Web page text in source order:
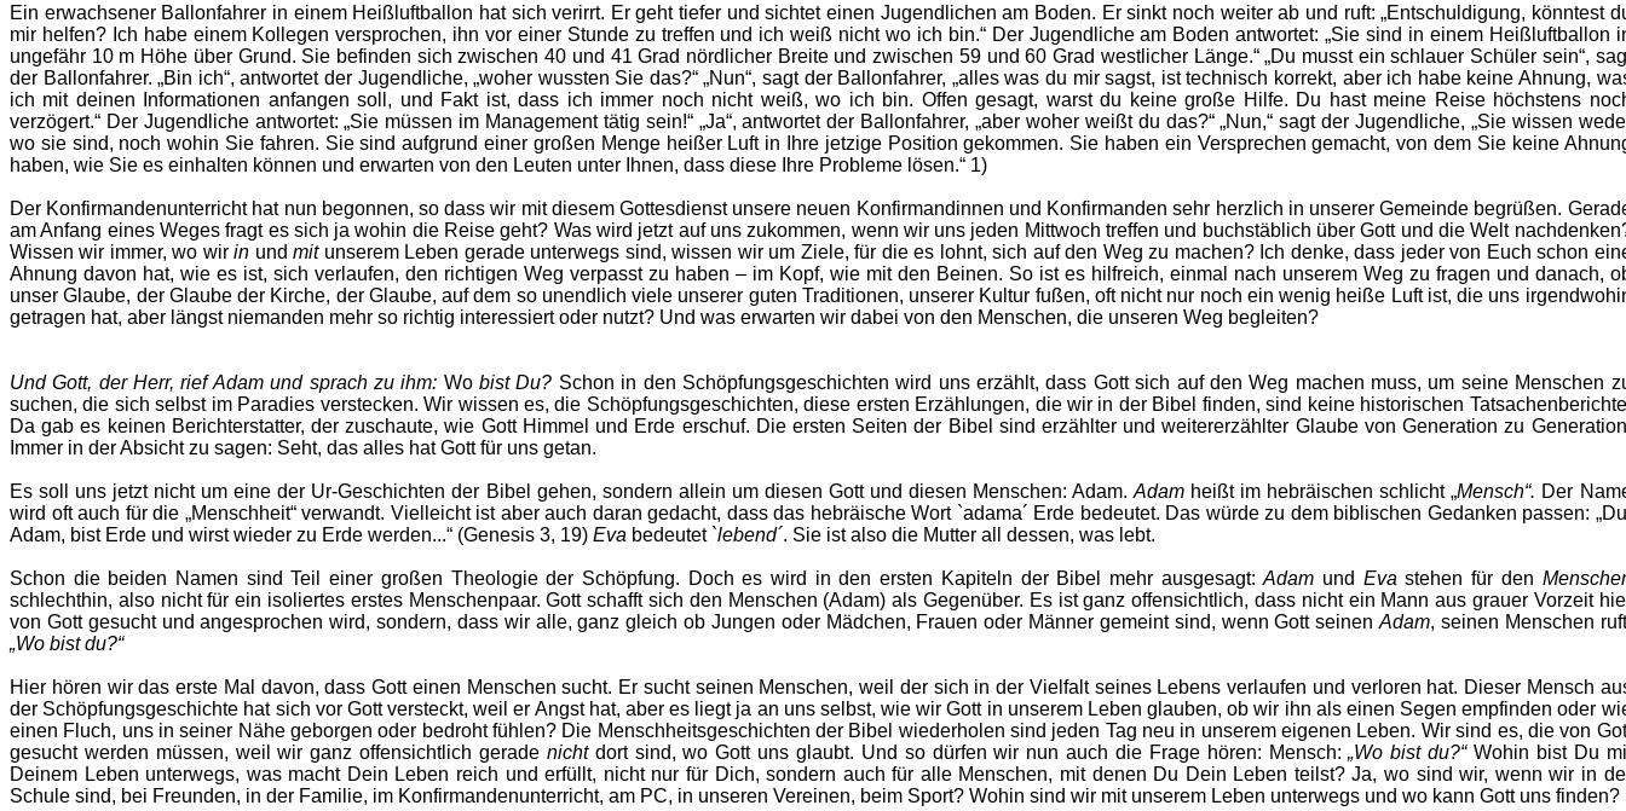
Ein erwachsener Ballonfahrer in einem Heißluftballon hat sich verirrt. Er geht tiefer und sichtet einen Jugendlichen am Boden. Er sinkt noch weiter ab und ruft: „Entschuldigung, könntest
mir helfen? Ich habe einem Kollegen versprochen, ihn vor einer Stunde zu treffen und ich weiß nicht wo ich bin.“ Der Jugendliche am Boden antwortet: „Sie sind in einem Heißluftballon
ungefähr 10 m Höhe über Grund. Sie befinden sich zwischen 40 und 41 Grad nördlicher Breite und zwischen 59 und 60 Grad westlicher Länge.“ „Du musst ein schlauer Schüler sein“,
der Ballonfahrer. „Bin ich“, antwortet der Jugendliche, „woher wussten Sie das?“ „Nun“, sagt der Ballonfahrer, „alles was du mir sagst, ist technisch korrekt, aber ich habe keine Ahnung,
ich mit deinen Informationen anfangen soll, und Fakt ist, dass ich immer noch nicht weiß, wo ich bin. Offen gesagt, warst du keine große Hilfe. Du hast meine Reise höchstens
verzögert.“ Der Jugendliche antwortet: „Sie müssen im Management tätig sein!“ „Ja“, antwortet der Ballonfahrer, „aber woher weißt du das?“ „Nun,“ sagt der Jugendliche, „Sie wissen
wo sie sind, noch wohin Sie fahren. Sie sind aufgrund einer großen Menge heißer Luft in Ihre jetzige Position gekommen. Sie haben ein Versprechen gemacht, von dem Sie keine
haben, wie Sie es einhalten können und erwarten von den Leuten unter Ihnen, dass diese Ihre Probleme lösen.“ 1)
Der Konfirmandenunterricht hat nun begonnen, so dass wir mit diesem Gottesdienst unsere neuen Konfirmandinnen und Konfirmanden sehr herzlich in unserer Gemeinde begrüßen.
am Anfang eines Weges fragt es sich ja wohin die Reise geht? Was wird jetzt auf uns zukommen, wenn wir uns jeden Mittwoch treffen und buchstäblich über Gott und die Welt
Wissen wir immer, wo wirin undmitunserem Leben gerade unterwegs sind, wissen wir um Ziele, für die es lohnt, sich auf den Weg zu machen? Ich denke, dass jeder von Euch schon
Ahnung davon hat, wie es ist, sich verlaufen, den richtigen Weg verpasst zu haben – im Kopf, wie mit den Beinen. So ist es hilfreich, einmal nach unserem Weg zu fragen und danach,
unser Glaube, der Glaube der Kirche, der Glaube, auf dem so unendlich viele unserer guten Traditionen, unserer Kultur fußen, oft nicht nur noch ein wenig heiße Luft ist, die uns
getragen hat, aber längst niemanden mehr so richtig interessiert oder nutzt? Und was erwarten wir dabei von den Menschen, die unseren Weg begleiten?
Und Gott, der Herr, rief Adam und sprach zu ihm: Wobist Du? Schon in den Schöpfungsgeschichten wird uns erzählt, dass Gott sich auf den Weg machen muss, um seine Menschen
suchen, die sich selbst im Paradies verstecken. Wir wissen es, die Schöpfungsgeschichten, diese ersten Erzählungen, die wir in der Bibel finden, sind keine historischen
Da gab es keinen Berichterstatter, der zuschaute, wie Gott Himmel und Erde erschuf. Die ersten Seiten der Bibel sind erzählter und weitererzählter Glaube von Generation zu
Immer in der Absicht zu sagen: Seht, das alles hat Gott für uns getan.
Es soll uns jetzt nicht um eine der Ur-Geschichten der Bibel gehen, sondern allein um diesen Gott und diesen Menschen: Adam.Adam heißt im hebräischen schlicht „Mensch“. Der
wird oft auch für die „Menschheit“ verwandt. Vielleicht ist aber auch daran gedacht, dass das hebräische Wort `adama´ Erde bedeutet. Das würde zu dem biblischen Gedanken passen:
Adam, bist Erde und wirst wieder zu Erde werden...“ (Genesis 3, 19) Eva bedeutet `lebend´. Sie ist also die Mutter all dessen, was lebt.
Schon die beiden Namen sind Teil einer großen Theologie der Schöpfung. Doch es wird in den ersten Kapiteln der Bibel mehr ausgesagt:Adam und Eva stehen für den
schlechthin, also nicht für ein isoliertes erstes Menschenpaar. Gott schafft sich den Menschen (Adam) als Gegenüber. Es ist ganz offensichtlich, dass nicht ein Mann aus grauer Vorzeit
von Gott gesucht und angesprochen wird, sondern, dass wir alle, ganz gleich ob Jungen oder Mädchen, Frauen oder Männer gemeint sind, wenn Gott seinenAdam, seinen Menschen
„Wo bist du?“
Hier hören wir das erste Mal davon, dass Gott einen Menschen sucht. Er sucht seinen Menschen, weil der sich in der Vielfalt seines Lebens verlaufen und verloren hat. Dieser Mensch
der Schöpfungsgeschichte hat sich vor Gott versteckt, weil er Angst hat, aber es liegt ja an uns selbst, wie wir Gott in unserem Leben glauben, ob wir ihn als einen Segen empfinden oder
einen Fluch, uns in seiner Nähe geborgen oder bedroht fühlen? Die Menschheitsgeschichten der Bibel wiederholen sind jeden Tag neu in unserem eigenen Leben. Wir sind es, die von
gesucht werden müssen, weil wir ganz offensichtlich gerade nichtdort sind, wo Gott uns glaubt. Und so dürfen wir nun auch die Frage hören: Mensch:„Wo bist du?“ Wohin bist Du
Deinem Leben unterwegs, was macht Dein Leben reich und erfüllt, nicht nur für Dich, sondern auch für alle Menschen, mit denen Du Dein Leben teilst? Ja, wo sind wir, wenn wir in
Schule sind, bei Freunden, in der Familie, im Konfirmandenunterricht, am PC, in unseren Vereinen, beim Sport? Wohin sind wir mit unserem Leben unterwegs und wo kann Gott uns finden?